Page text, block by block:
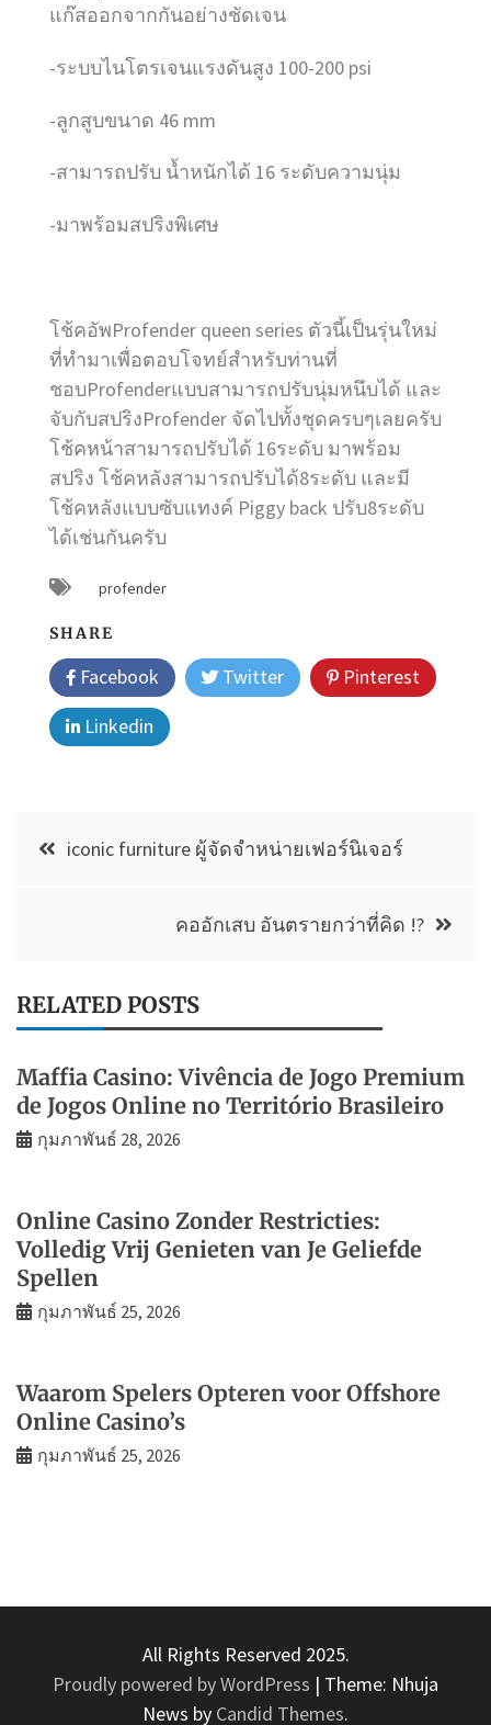
แก๊สออกจากกันอย่างชัดเจน
-ระบบไนโตรเจนแรงดันสูง 100-200 psi
-ลูกสูบขนาด 46 mm
-สามารถปรับ น้ำหนักได้ 16 ระดับความนุ่ม
-มาพร้อมสปริงพิเศษ
โช้คอัพProfender queen series ตัวนี้เป็นรุ่นใหม่
ที่ทำมาเพื่อตอบโจทย์สำหรับท่านที่
ชอบProfenderแบบสามารถปรับนุ่มหนึบได้ และ
จับกับสปริงProfender จัดไปทั้งชุดครบๆเลยครับ
โช้คหน้าสามารถปรับได้ 16ระดับ มาพร้อม
สปริง โช้คหลังสามารถปรับได้8ระดับ และมี
โช้คหลังแบบซับแทงค์ Piggy back ปรับ8ระดับ
ได้เช่นกันครับ
profender
SHARE
Facebook Twitter
Pinterest
Linkedin
แนะแนว
iconic furniture ผู้จัดจำหน่ายเฟอร์นิเจอร์
คออักเสบ อันตรายกว่าที่คิด !?
RELATED POSTS
Maffia Casino: Vivência de Jogo Premium
de Jogos Online no Território Brasileiro
กุมภาพันธ์ 28, 2026
Online Casino Zonder Restricties:
Volledig Vrij Genieten van Je Geliefde
Spellen
กุมภาพันธ์ 25, 2026
Waarom Spelers Opteren voor Offshore
Online Casino’s
กุมภาพันธ์ 25, 2026
All Rights Reserved 2025.
Proudly powered by WordPress | Theme: Nhuja
News by Candid Themes.